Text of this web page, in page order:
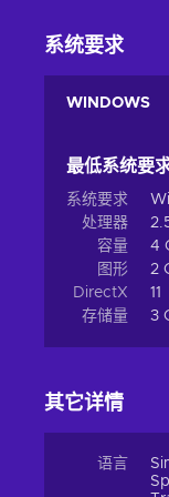
系统要求
WINDOWS
最低系统要
系统要求
处理器
容量
4
图形
2
DirectX
11
存储量
3
其它详情
语言